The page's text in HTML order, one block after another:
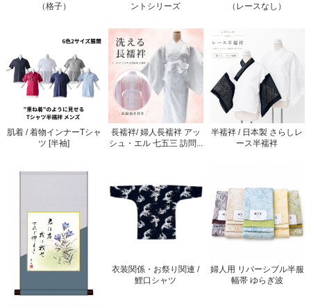
（格子） ントシリーズ （レースなし）
肌着 / 着物インナーTシャ
ツ [半袖]
長襦袢/ 婦人長襦袢 アッ
シュ・エル 七五三 訪問...
半襦袢 / 日本製 さらしレ
ース半襦袢
衣装関係・お祭り関連 /
鯉口シャツ
婦人用 リバーシブル半服
幅帯 ゆらぎ波